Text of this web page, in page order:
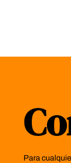
Para